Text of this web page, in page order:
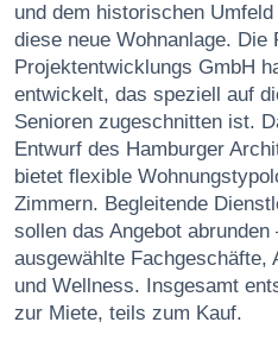
und dem historischen
diese neue Wohnanlage. Die
Projektentwicklungs GmbH
entwickelt, das speziell auf
Senioren zugeschnitten ist.
Entwurf des Hamburger
bietet flexible
Zimmern. Begleitende
sollen das Angebot
ausgewählte Fachgeschäfte,
und Wellness. Insgesamt
zur Miete, teils zum Kauf.